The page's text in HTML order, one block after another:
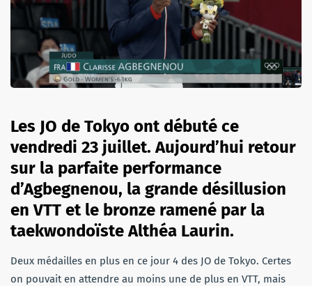
Les JO de Tokyo ont débuté ce
vendredi 23 juillet. Aujourd’hui retour
sur la parfaite performance
d’Agbegnenou, la grande désillusion
en VTT et le bronze ramené par la
taekwondoïste Althéa Laurin.
Deux médailles en plus en ce jour 4 des JO de Tokyo. Certes
on pouvait en attendre au moins une de plus en VTT, mais